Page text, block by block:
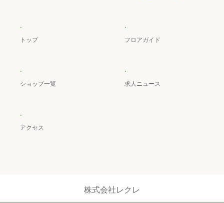
.
トップ
.
フロアガイド
.
ショップ一覧
.
求人ニュース
.
アクセス
株式会社レクレ